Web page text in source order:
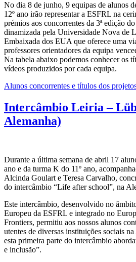
No dia 8 de junho, 9 equipas de alunos
12º ano irão representar a ESFRL na
prémios aos concorrentes da 3ª edição
dinamizada pela Universidade Nova de
Embaixada dos EUA que oferece uma
professores orientadores da equipa
Na tabela abaixo podemos conhecer os
vídeos produzidos por cada equipa.
Alunos concorrentes e títulos dos
Intercâmbio Leiria –
Alemanha)
Durante a última semana de abril 17
ano e da turma K do 11º ano,
Alcinda Goulart e Teresa Carvalho,
do intercâmbio “Life after school”, na
Este intercâmbio, desenvolvido no
Europeu da ESFRL e integrado no
Frontiers, permitiu aos nossos alunos
utentes de diversas instituições sociais
esta primeira parte do intercâmbio
e inclusão”.